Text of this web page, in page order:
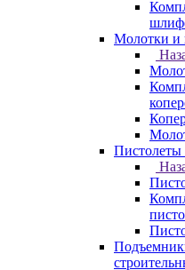
Молотки и
Пистолеты